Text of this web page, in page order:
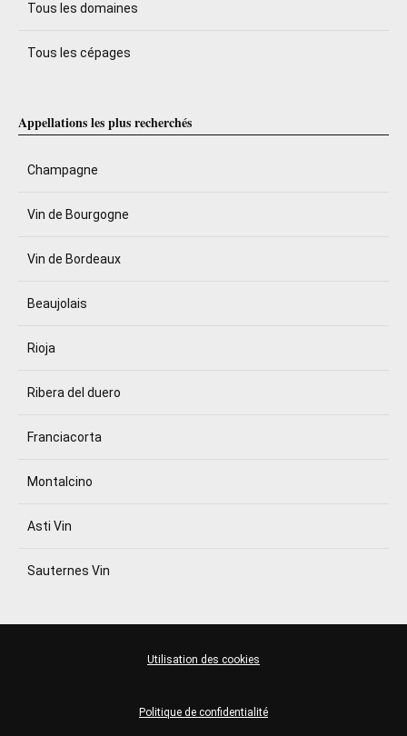
Tous les domaines
Tous les cépages
Appellations les plus recherchés
Champagne
Vin de Bourgogne
Vin de Bordeaux
Beaujolais
Rioja
Ribera del duero
Franciacorta
Montalcino
Asti Vin
Sauternes Vin
Politique de confidentialité
Utilisation des cookies